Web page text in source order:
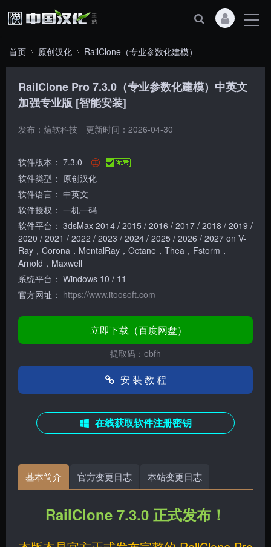
首页 原创汉化 RailClone（专业参数化建模）
RailClone Pro 7.3.0（专业参数化建模）中英文
加强专业版 [智能安装]
发布：煊软科技 更新时间：2026-04-30
软件版本： 7.3.0 ㊣
软件类型： 原创汉化
软件语言： 中英文
软件授权： 一机一码
软件平台： 3dsMax 2014 / 2015 / 2016 / 2017 / 2018 / 2019 /
2020 / 2021 / 2022 / 2023 / 2024 / 2025 / 2026 / 2027 on V-
Ray，Corona，MentalRay，Octane，Thea，Fstorm，
Arnold，Maxwell
系统平台： Windows 10 / 11
官方网址： https://www.itoosoft.com
立即下载（百度网盘）
提取码：ebfh
安 装 教 程
在线获取软件注册密钥
基本简介 官方变更日志 本站变更日志
RailClone 7.3.0 正式发布！